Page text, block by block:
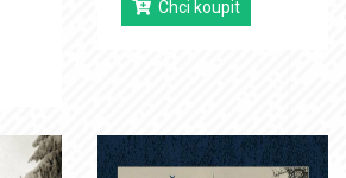
Chci koupit